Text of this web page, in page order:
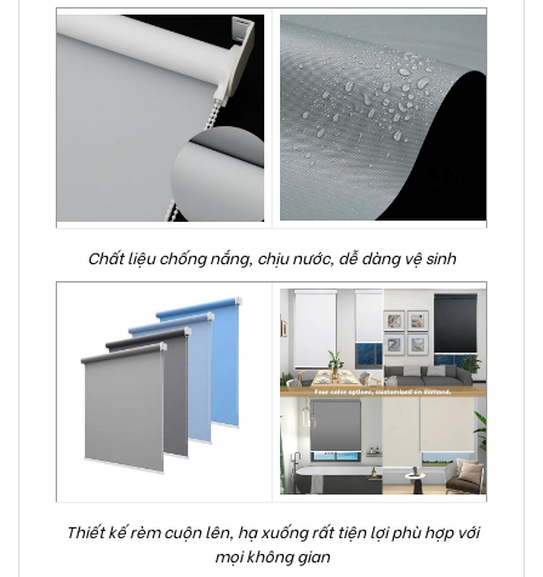
Chất liệu chống nắng, chịu nước, dễ dàng vệ sinh
Thiết kế rèm cuộn lên, hạ xuống rất tiện lợi phù hợp với
mọi không gian